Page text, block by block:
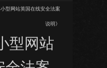
小型网站英国在线安全法案
说明》
型网站